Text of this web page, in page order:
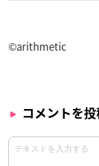
©arithmetic
コメントを投